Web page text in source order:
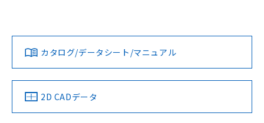
ダウンロードデータをご利用いただく前に、以下を必ずお読
みください。
ソフトウェアの使用条件
対応済み
中国 RoHS 注意事項・凡例
カタログ/データシート/マニュアル
2D CADデータ